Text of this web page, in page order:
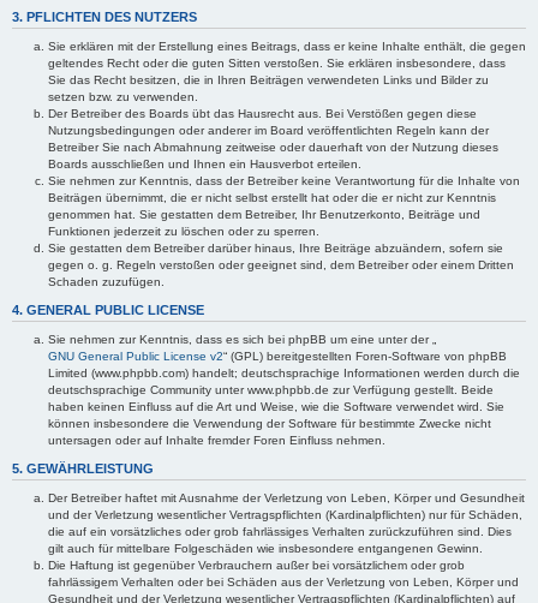
3. PFLICHTEN DES NUTZERS
Sie erklären mit der Erstellung eines Beitrags, dass er keine Inhalte enthält, die gegen
geltendes Recht oder die guten Sitten verstoßen. Sie erklären insbesondere, dass
Sie das Recht besitzen, die in Ihren Beiträgen verwendeten Links und Bilder zu
setzen bzw. zu verwenden.
Der Betreiber des Boards übt das Hausrecht aus. Bei Verstößen gegen diese
Nutzungsbedingungen oder anderer im Board veröffentlichten Regeln kann der
Betreiber Sie nach Abmahnung zeitweise oder dauerhaft von der Nutzung dieses
Boards ausschließen und Ihnen ein Hausverbot erteilen.
Sie nehmen zur Kenntnis, dass der Betreiber keine Verantwortung für die Inhalte von
Beiträgen übernimmt, die er nicht selbst erstellt hat oder die er nicht zur Kenntnis
genommen hat. Sie gestatten dem Betreiber, Ihr Benutzerkonto, Beiträge und
Funktionen jederzeit zu löschen oder zu sperren.
Sie gestatten dem Betreiber darüber hinaus, Ihre Beiträge abzuändern, sofern sie
gegen o. g. Regeln verstoßen oder geeignet sind, dem Betreiber oder einem Dritten
Schaden zuzufügen.
4. GENERAL PUBLIC LICENSE
Sie nehmen zur Kenntnis, dass es sich bei phpBB um eine unter der „
GNU General Public License v2“ (GPL) bereitgestellten Foren-Software von phpBB
Limited (www.phpbb.com) handelt; deutschsprachige Informationen werden durch die
deutschsprachige Community unter www.phpbb.de zur Verfügung gestellt. Beide
haben keinen Einfluss auf die Art und Weise, wie die Software verwendet wird. Sie
können insbesondere die Verwendung der Software für bestimmte Zwecke nicht
untersagen oder auf Inhalte fremder Foren Einfluss nehmen.
5. GEWÄHRLEISTUNG
Der Betreiber haftet mit Ausnahme der Verletzung von Leben, Körper und Gesundheit
und der Verletzung wesentlicher Vertragspflichten (Kardinalpflichten) nur für Schäden,
die auf ein vorsätzliches oder grob fahrlässiges Verhalten zurückzuführen sind. Dies
gilt auch für mittelbare Folgeschäden wie insbesondere entgangenen Gewinn.
Die Haftung ist gegenüber Verbrauchern außer bei vorsätzlichem oder grob
fahrlässigem Verhalten oder bei Schäden aus der Verletzung von Leben, Körper und
Gesundheit und der Verletzung wesentlicher Vertragspflichten (Kardinalpflichten) auf